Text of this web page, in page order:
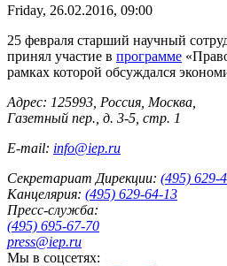
Friday, 26.02.2016, 09:00
25 февраля старший научный
принял участие в программе
рамках которой обсуждался
Адрес: 125993, Россия, Москва,
Газетный пер., д. 3-5, стр. 1
E-mail: info@iep.ru
Секретариат Дирекции: (495) 629-
Канцелярия: (495) 629-64-13
Пресс-служба:
(495) 695-67-70
press@iep.ru
Мы в соцсетях: